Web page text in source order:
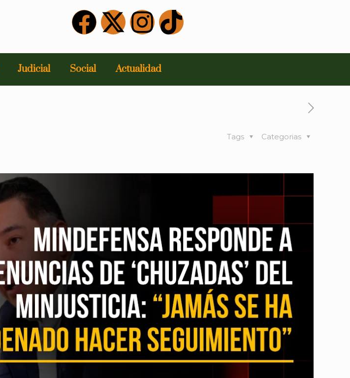
Judicial Social Actualidad
Categorias
Tags